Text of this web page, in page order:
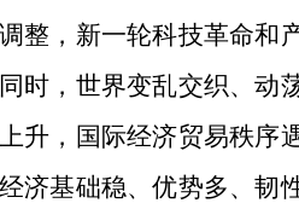
整，新一轮科技革命
时，世界变乱交织、
升，国际经济贸易秩
济基础稳、优势多、